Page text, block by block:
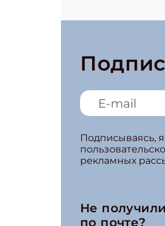
Подписываясь,
рекламных
Не
по почте?